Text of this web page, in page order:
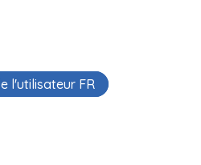
l'utilisateur FR